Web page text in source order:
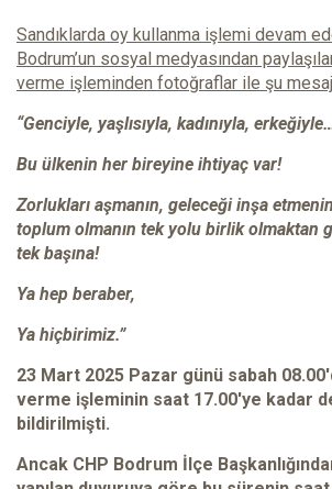
Sandıklarda oy kullanma işlemi devam
Bodrum’un sosyal medyasından
verme işleminden fotoğraflar ile şu mesaj
“Genciyle, yaşlısıyla, kadınıyla,
Bu ülkenin her bireyine ihtiyaç var!
Zorlukları aşmanın, geleceği inşa
toplum olmanın tek yolu birlik olmaktan
tek başına!
Ya hep beraber,
Ya hiçbirimiz.”
23 Mart 2025 Pazar günü sabah
verme işleminin saat 17.00'ye kadar
bildirilmişti.
Ancak CHP Bodrum İlçe